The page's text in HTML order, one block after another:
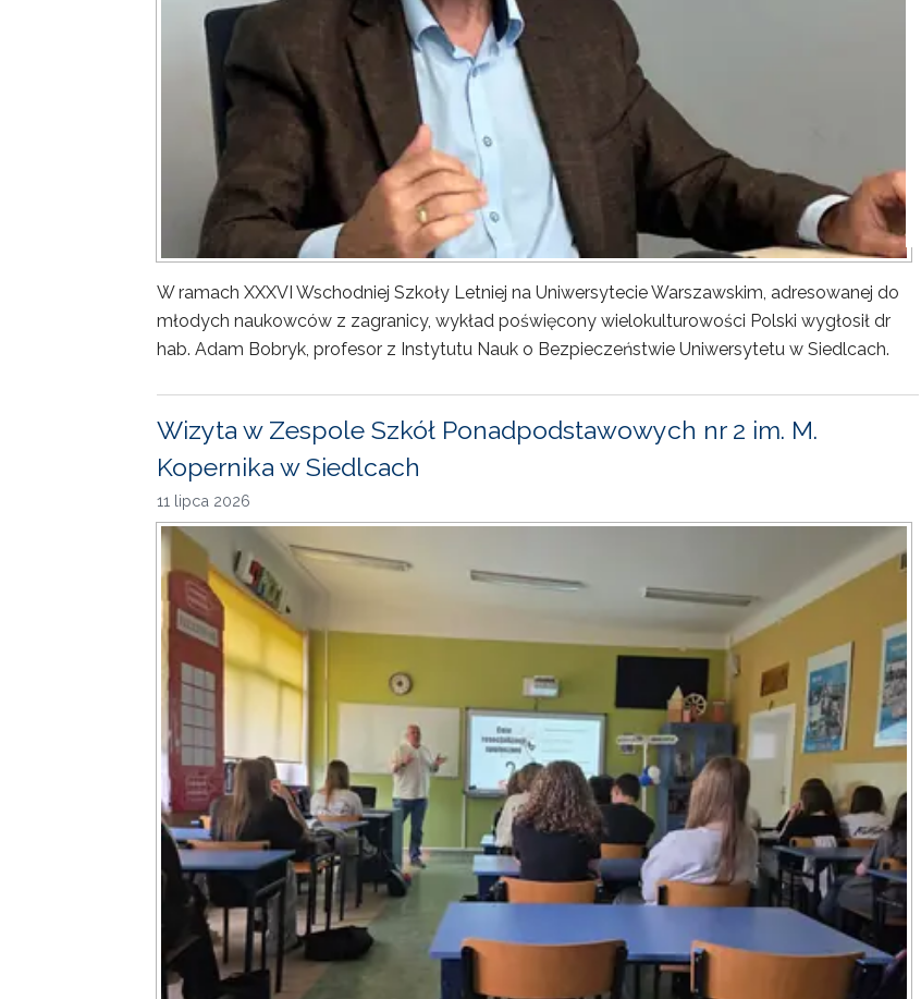
W ramach XXXVI Wschodniej Szkoły Letniej na Uniwersytecie Warszawskim, adresowanej do
młodych naukowców z zagranicy, wykład poświęcony wielokulturowości Polski wygłosił dr
hab. Adam Bobryk, profesor z Instytutu Nauk o Bezpieczeństwie Uniwersytetu w Siedlcach.
Wizyta w Zespole Szkół Ponadpodstawowych nr 2 im. M.
Kopernika w Siedlcach
11 lipca 2026